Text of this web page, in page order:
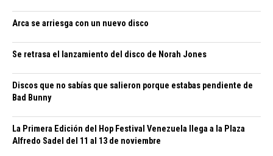
Arca se arriesga con un nuevo disco
Se retrasa el lanzamiento del disco de Norah Jones
Discos que no sabías que salieron porque estabas pendiente de
Bad Bunny
La Primera Edición del Hop Festival Venezuela llega a la Plaza
Alfredo Sadel del 11 al 13 de noviembre